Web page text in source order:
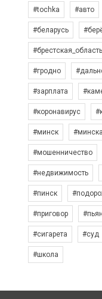
#tochka #авто
#беларусь
#брестская_область
#гродно
#зарплата
#коронавирус
#минск
#мошенничество
#недвижимость
#пинск
#приговор
#сигарета #суд
#школа